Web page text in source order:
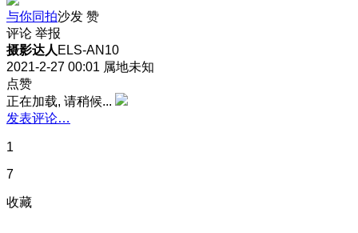
与你同拍沙发 赞
评论 举报
摄影达人 ELS-AN10
2021-2-27 00:01 属地未知
点赞
正在加载, 请稍候...
发表评论…
1
7
收藏